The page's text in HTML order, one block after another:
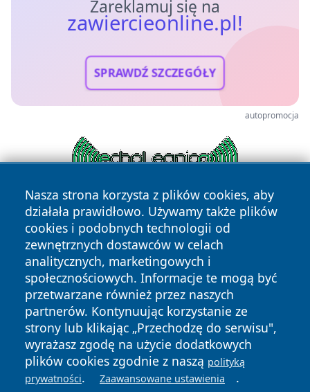
Zareklamuj się na
zawiercieonline.pl!
SPRAWDŹ SZCZEGÓŁY
autopromocja
Nasza strona korzysta z plików cookies, aby
działała prawidłowo. Używamy także plików
cookies i podobnych technologii od
zewnętrznych dostawców w celach
analitycznych, marketingowych i
społecznościowych. Informacje te mogą być
przetwarzane również przez naszych
partnerów. Kontynuując korzystanie ze
strony lub klikając „Przechodzę do serwisu",
wyrażasz zgodę na użycie dodatkowych
plików cookies zgodnie z naszą polityką
prywatności. Zaawansowane ustawienia .
Copyright © 2026 zawiercieonline.pl Wszystkie prawa
zastrzeżone.
News Autorzy
Polityka
Prywatności
Polityka
Cookies